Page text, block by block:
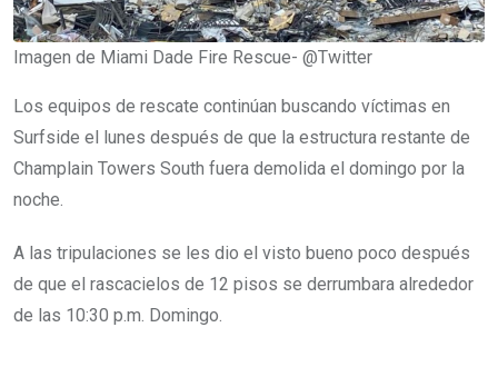
Imagen de Miami Dade Fire Rescue- @Twitter
Los equipos de rescate continúan buscando víctimas en
Surfside el lunes después de que la estructura restante de
Champlain Towers South fuera demolida el domingo por la
noche.
A las tripulaciones se les dio el visto bueno poco después
de que el rascacielos de 12 pisos se derrumbara alrededor
de las 10:30 p.m. Domingo.